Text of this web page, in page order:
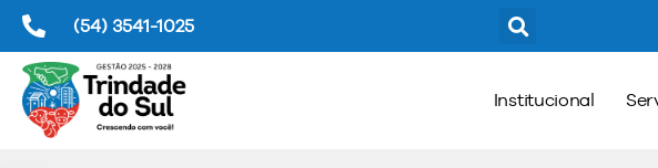
(54) 3541-1025
Institucional